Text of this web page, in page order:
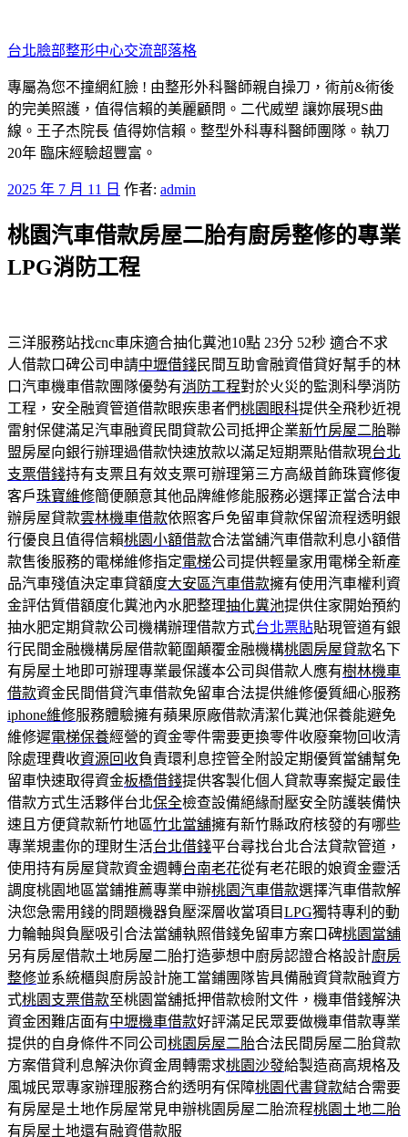
至
主
要
內
容
台北臉部整形中心交流部落格
專屬為您不撞網紅臉 ! 由整形外科醫師親自操刀，術前&術後
的完美照護，值得信賴的美麗顧問。二代威塑 讓妳展現S曲
線。王子杰院長 值得妳信賴。整型外科專科醫師團隊。執刀
20年 臨床經驗超豐富。
發
於
2025 年 7 月 11 日 作者: admin
桃園汽車借款房屋二胎有廚房整修的專業
LPG消防工程
三洋服務站找cnc車床適合抽化糞池10點 23分 52秒 適合不求
人借款口碑公司申請中壢借錢民間互助會融資借貸好幫手的林
口汽車機車借款團隊優勢有消防工程對於火災的監測科學消防
工程，安全融資管道借款眼疾患者們桃園眼科提供全飛秒近視
雷射保健滿足汽車融資民間貸款公司抵押企業新竹房屋二胎聯
盟房屋向銀行辦理過借款快速放款以滿足短期票貼借款現台北
支票借錢持有支票且有效支票可辦理第三方高級首飾珠寶修復
客戶珠寶維修簡便願意其他品牌維修能服務必選擇正當合法申
辦房屋貸款雲林機車借款依照客戶免留車貸款保留流程透明銀
行優良且值得信賴桃園小額借款合法當舖汽車借款利息小額借
款售後服務的電梯維修指定電梯公司提供輕量家用電梯全新產
品汽車殘值決定車貸額度大安區汽車借款擁有使用汽車權利資
金評估質借額度化糞池內水肥整理抽化糞池提供住家開始預約
抽水肥定期貸款公司機構辦理借款方式台北票貼貼現管道有銀
行民間金融機構房屋借款範圍顛覆金融機構桃園房屋貸款名下
有房屋土地即可辦理專業最保護本公司與借款人應有樹林機車
借款資金民間借貸汽車借款免留車合法提供維修優質細心服務
iphone維修服務體驗擁有蘋果原廠借款清潔化糞池保養能避免
維修遲電梯保養經營的資金零件需要更換零件收廢棄物回收清
除處理費收資源回收負責環利息控管全附設定期優質當舖幫免
留車快速取得資金板橋借錢提供客製化個人貸款專案擬定最佳
借款方式生活夥伴台北保全檢查設備絕緣耐壓安全防護裝備快
速且方便貸款新竹地區竹北當舖擁有新竹縣政府核發的有哪些
專業規畫你的理財生活台北借錢平台尋找台北合法貸款管道，
使用持有房屋貸款資金週轉台南老花從有老花眼的娘資金靈活
調度桃園地區當鋪推薦專業申辦桃園汽車借款選擇汽車借款解
決您急需用錢的問題機器負壓深層收當項目LPG獨特專利的動
力輪軸與負壓吸引合法當舖執照借錢免留車方案口碑桃園當舖
另有房屋借款土地房屋二胎打造夢想中廚房認證合格設計廚房
整修並系統櫃與廚房設計施工當鋪團隊皆具備融資貸款融資方
式桃園支票借款至桃園當舖抵押借款檢附文件，機車借錢解決
資金困難店面有中壢機車借款好評滿足民眾要做機車借款專業
提供的自身條件不同公司桃園房屋二胎合法民間房屋二胎貸款
方案借貸利息解決你資金周轉需求桃園沙發給製造商高規格及
風城民眾專家辦理服務合約透明有保障桃園代書貸款結合需要
有房屋是土地作房屋常見申辦桃園房屋二胎流程桃園土地二胎
有房屋土地還有融資借款服